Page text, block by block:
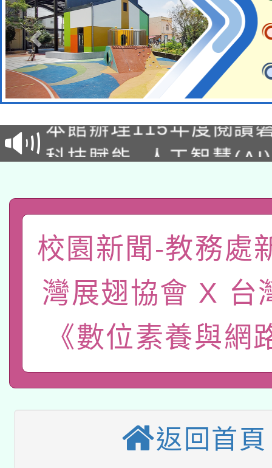
適應運動共學行動站研
暨閱讀推動專業研習
科技賦能─人工智慧
「數位內容與教學軟體
pilot」
有關大陸委員會函釋公
薪期間赴陸應申請許可
業技術研究院辦理「
用水績優單位及節水達
動」
115年8月22日(星期六
桃園市孔廟祈福系列
開 智慧啟航」
2026年桃園地景藝術
關事宜
適應運動共學行動站研
本館辦理115年度閱讀
暨閱讀推動專業研習
科技賦能─人工智慧
校園新聞-教務處
灣展翅協會 X 台
《數位素養與網
返回首頁